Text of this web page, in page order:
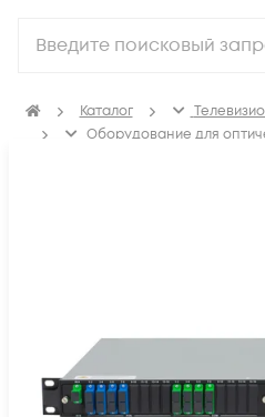
Каталог
Оборудование для